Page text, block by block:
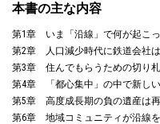
本書の主な内容
第1章 いま「沿線」で何が起こ
第2章 人口減少時代に鉄道会社
第3章 住んでもらうための切り
第4章 「都心集中」の中で新し
第5章 高度成長期の負の遺産は
第6章 地域コミュニティが沿線